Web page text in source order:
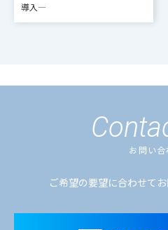
導入―
お問い合
ご希望の要望に合わせて